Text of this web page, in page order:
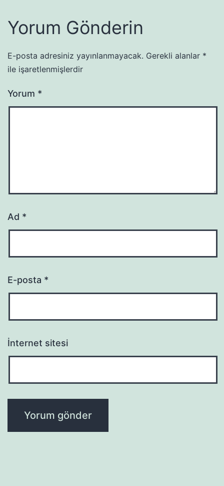
Yorum Gönderin
E-posta adresiniz yayınlanmayacak. Gerekli alanlar *
ile işaretlenmişlerdir
Yorum *
Ad *
E-posta *
İnternet sitesi